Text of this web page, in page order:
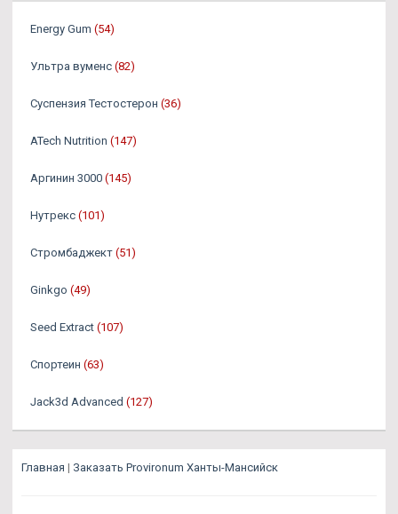
Energy Gum (54)
Ультра вуменс (82)
Суспензия Тестостерон (36)
ATech Nutrition (147)
Аргинин 3000 (145)
Нутрекс (101)
Стромбаджект (51)
Ginkgo (49)
Seed Extract (107)
Спортеин (63)
Jack3d Advanced (127)
Главная | Заказать Provironum Ханты-Мансийск